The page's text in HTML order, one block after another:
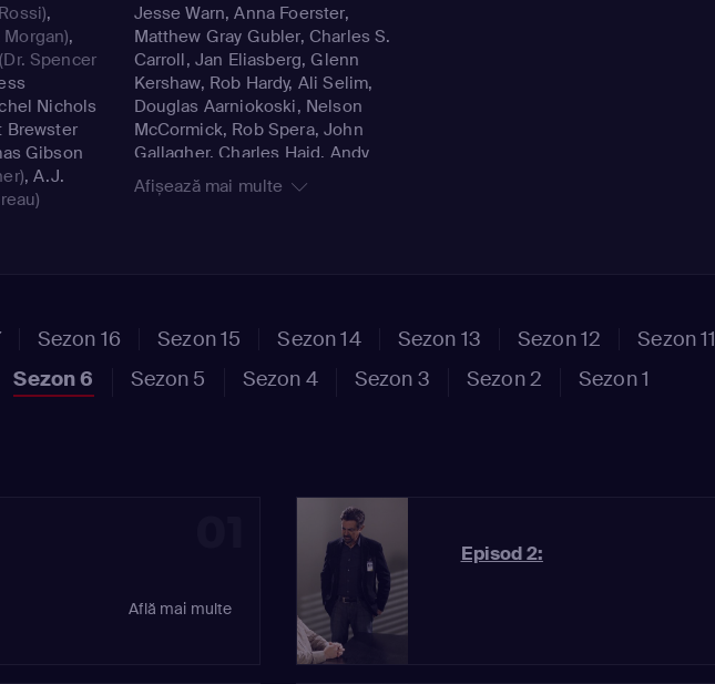
,
,
(Dr. Spencer
Nichols
Brewster
Gibson
,A.J.
Jesse Warn, Anna Foerster,
Matthew Gray Gubler, Charles S.
Carroll, Jan Eliasberg, Glenn
Kershaw, Rob Hardy, Ali Selim,
Douglas Aarniokoski, Nelson
McCormick, Rob Spera, John
Gallagher, Charles Haid, Andy
Wolk, Guy Norman Bee, Edward
Allen Bernero
Afișează mai multe
Sezon 16 Sezon 15 Sezon 14 Sezon 13 Sezon 12 Sezon 11
Sezon 6 Sezon 5 Sezon 4 Sezon 3 Sezon 2 Sezon 1
Află mai multe
Episod 2: